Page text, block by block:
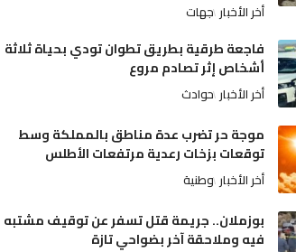
أخر الأخبار جهات
فاجعة طرقية بطريق تطوان تودي بحياة ثلاثة
أشخاص إثر تصادم مروع
أخر الأخبار حوادث
موجة حر تضرب عدة مناطق بالمملكة وسط
توقعات بزخات رعدية مرتفعات الأطلس
أخر الأخبار وطنية
بوزملان.. جريمة قتل تسفر عن توقيف مشتبه
فيه وملاحقة آخر بضواحي تازة